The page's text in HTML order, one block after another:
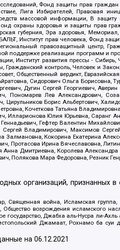
Фонд защиты прав
Лига Избирателей, Правовая
массовой информации, В
охраны здоровья и защиты прав
губерния, Эра здоровья,
Институт прав человека, Фонд
правозащитный центр,
реализации программ и
Институт развития прессы -
контроль, Человек и
Общественный вердикт,
Сидорович Ольга Борисовна,
Дугин Сергей Георгиевич,
Пономарев Лев Александрович,
Борис Альбертович,
Кочеткова Татьяна
Илларионова Юлия Юрьевна, Саранг
Гефтер Валентин
Владимирович, Максимов
Кокорина Екатерина
Протасова Ирина Вячеславовна,
Дмитриевна, Королева
Полякова Мара Федоровна, Резник
организаций, признанных
война, Исламская группа,
Общество возрождения
государство, Джабха аль-Нусра ли-
Джамаат, Рохнамо ба суи
на06.12.2021